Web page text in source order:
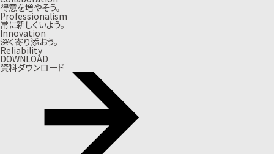
得意を増やそう。
Professionalism
常に新しくいよう。
Innovation
深く寄り添おう。
Reliability
DOWNLOAD
資料ダウンロード